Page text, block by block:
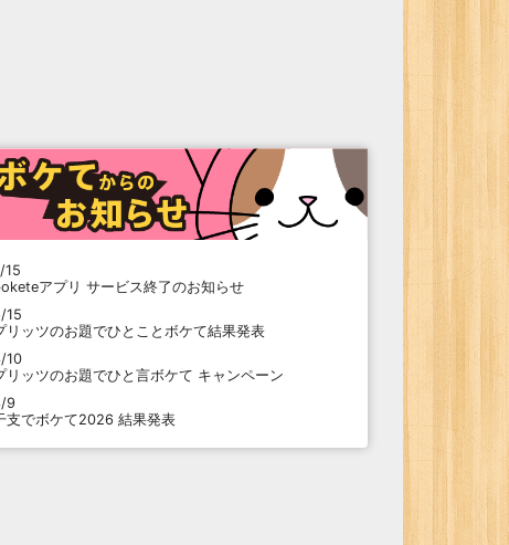
15
アプリ サービス終了のお知らせ
15
リッツのお題でひとことボケて結果発表
10
リッツのお題でひと言ボケて キャンペーン
9
支でボケて2026 結果発表